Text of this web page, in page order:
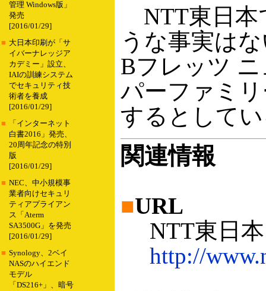
管理 Windows版」
発売
[2016/01/29]
■ 大日本印刷が「サ
イバーナレッジア
カデミー」設立、
IAIの訓練システム
でセキュリティ技
術者を養成
[2016/01/29]
■
「インターネット
白書2016」発売、
20周年記念の特別
版
[2016/01/29]
■ NEC、中小規模事
業者向けセキュリ
ティアプライアン
ス「Aterm
SA3500G」を発売
[2016/01/29]
■ Synology、2ベイ
NASのハイエンド
モデル
「DS216+」、暗号
NTT東日本
うな事実は
Bフレッツ
パーファミ
するとして
関連情報
■URL
NTT東日本
http://